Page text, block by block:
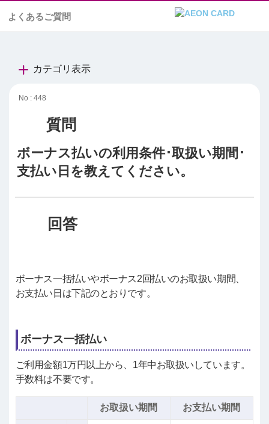
よくあるご質問
カテゴリ表示
No : 448
ボーナス払いの利用条件･取扱い期間･
支払い日を教えてください。
ボーナス一括払いやボーナス2回払いのお取扱い期間、
お支払い日は下記のとおりです。
ボーナス一括払い
ご利用金額1万円以上から、1年中お取扱いしています。
手数料は不要です。
お取扱い期間 お支払い期間